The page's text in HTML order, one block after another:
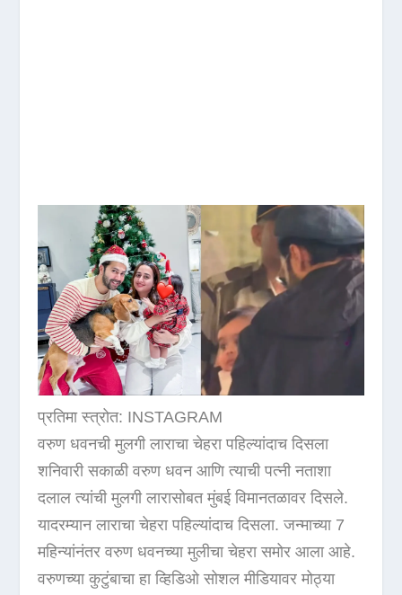
प्रतिमा स्त्रोत: INSTAGRAM
वरुण धवनची मुलगी लाराचा चेहरा पहिल्यांदाच दिसला
शनिवारी सकाळी वरुण धवन आणि त्याची पत्नी नताशा
दलाल त्यांची मुलगी लारासोबत मुंबई विमानतळावर दिसले.
यादरम्यान लाराचा चेहरा पहिल्यांदाच दिसला. जन्माच्या 7
महिन्यांनंतर वरुण धवनच्या मुलीचा चेहरा समोर आला आहे.
वरुणच्या कुटुंबाचा हा व्हिडिओ सोशल मीडियावर मोठ्या